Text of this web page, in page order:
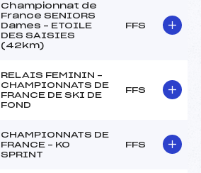
Championnat de
France SENIORS
Dames – ETOILE
DES SAISIES
(42km)
FFS
RELAIS FEMININ –
CHAMPIONNATS DE
FRANCE DE SKI DE
FOND
FFS
CHAMPIONNATS DE
FRANCE – KO
SPRINT
FFS